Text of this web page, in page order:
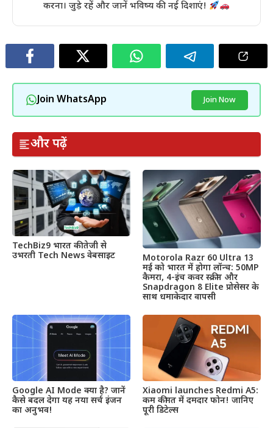
करना। जुड़े रहें और जानें भविष्य की नई दिशाएं!
Join WhatsApp Join Now
और पढ़ें
TechBiz9 भारत की तेजी से
उभरती Tech News वेबसाइट
Motorola Razr 60 Ultra 13
मई को भारत में होगा लॉन्च: 50MP
कैमरा, 4-इंच कवर स्क्रीन और
Snapdragon 8 Elite प्रोसेसर के
साथ धमाकेदार वापसी
Google AI Mode क्या है? जानें
कैसे बदल देगा यह नया सर्च इंजन
का अनुभव!
Xiaomi launches Redmi A5:
कम कीमत में दमदार फोन! जानिए
पूरी डिटेल्स